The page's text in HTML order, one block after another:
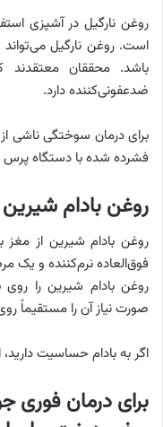
روغن نارگیل در آشپزی
است. روغن نارگیل
باشد. محققان
ضدعفونی‌کننده دارد.
برای درمان سوختگی ناشی از
فشرده شده با دستگاه پرس
روغن بادام شیرین
روغن بادام شیرین از
فوق‌العاده نرم‌کننده و یک
روغن بادام شیرین را
صورت نیاز آن را مستقیماً
اگر به بادام حساسیت
برای درمان فوری